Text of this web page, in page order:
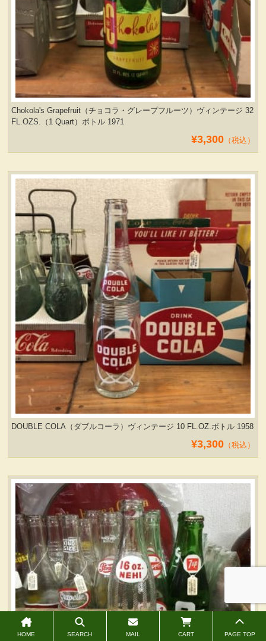
Chokola's Grapefruit（チョコラ・グレープフルーツ）ヴィンテージ 32
FL.OZS.（1 Quart）ボトル 1971
¥3,300（税込）
DOUBLE COLA（ダブルコーラ）ヴィンテージ 10 FL.OZ.ボトル 1958
¥3,300（税込）
HOME SEARCH MAIL CART PAGE TOP